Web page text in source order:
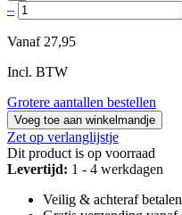
–
Vanaf 27,95
Incl. BTW
Grotere aantallen bestellen
Voeg toe aan winkelmandje
Zet op verlanglijstje
Dit product is op voorraad
Levertijd: 1 - 4 werkdagen
Veilig & achteraf betalen